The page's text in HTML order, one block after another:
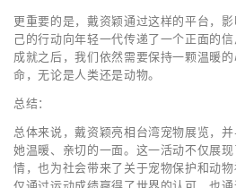
更重要的是，戴资颖通过这样的平台，
己的行动向年轻一代传递了一个正面的
成就之后，我们依然需要保持一颗温暖
命，无论是人类还是动物。
总结：
总体来说，戴资颖亮相台湾宠物展览，
她温暖、亲切的一面。这一活动不仅展
情，也为社会带来了关于宠物保护和动